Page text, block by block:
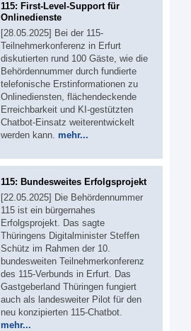
115: First-Level-Support für
Onlinedienste
[28.05.2025] Bei der 115-
Teilnehmerkonferenz in Erfurt
diskutierten rund 100 Gäste, wie die
Behördennummer durch fundierte
telefonische Erstinformationen zu
Onlinediensten, flächendeckende
Erreichbarkeit und KI-gestützten
Chatbot-Einsatz weiterentwickelt
werden kann. mehr...
115: Bundesweites Erfolgsprojekt
[22.05.2025] Die Behördennummer
115 ist ein bürgernahes
Erfolgsprojekt. Das sagte
Thüringens Digitalminister Steffen
Schütz im Rahmen der 10.
bundesweiten Teilnehmerkonferenz
des 115-Verbunds in Erfurt. Das
Gastgeberland Thüringen fungiert
auch als landesweiter Pilot für den
neu konzipierten 115-Chatbot.
mehr...